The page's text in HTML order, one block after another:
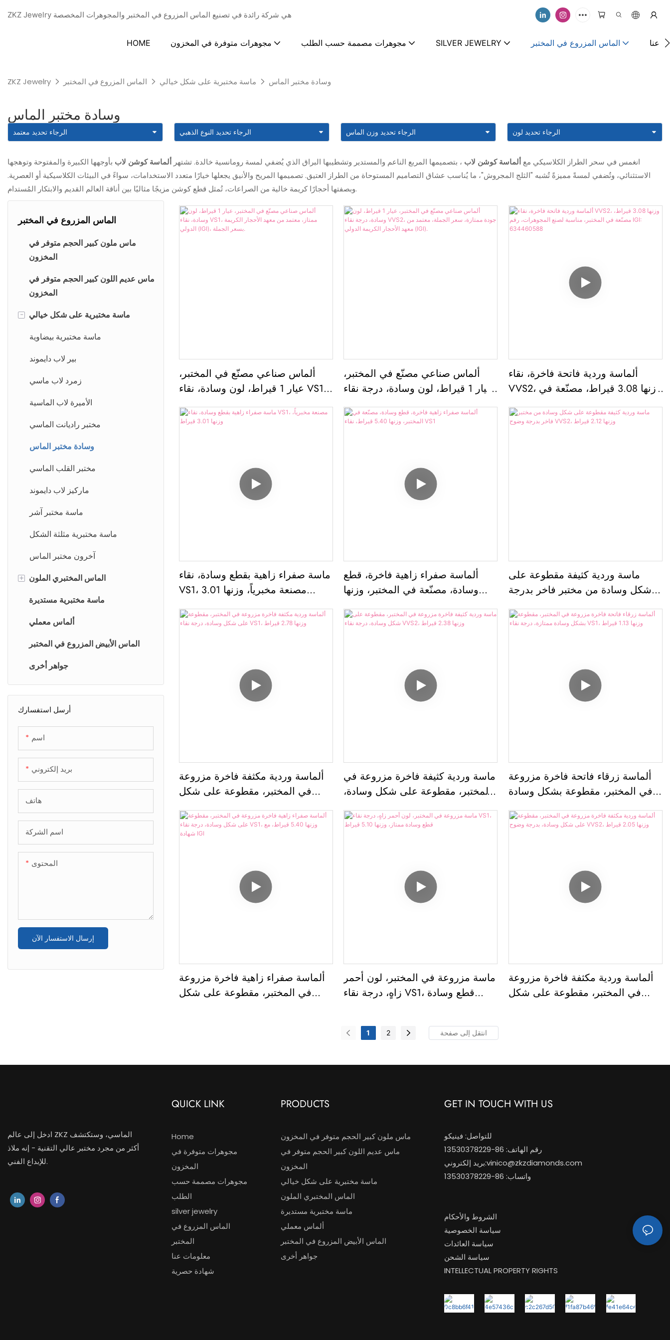
ZKZ Jewelry هي شركة رائدة في تصنيع الماس المزروع في المختبر والمجوهرات المخصصة
HOME مجوهرات متوفرة في المخزون مجوهرات مصممة حسب الطلب SILVER JEWELRY الماس المزروع في المختبر عنا
ZKZ Jewelry الماس المزروع في المختبر ماسة مختبرية على شكل خيالي وسادة مختبر الماس
وسادة مختبر الماس
انغمس في سحر الطراز الكلاسيكي مع ألماسة كوشن لاب ، بتصميمها المربع الناعم والمستدير وتشطيبها البراق الذي يُضفي لمسة رومانسية خالدة. تشتهر ألماسة كوشن لاب بأوجهها الكبيرة والمفتوحة وتوهجها
الاستثنائي، وتُضفي لمسةً مميزةً تُشبه "الثلج المجروش"، ما يُناسب عشاق التصاميم المستوحاة من الطراز العتيق. تصميمها المريح والأنيق يجعلها خيارًا متعدد الاستخدامات، سواءً في البيئات الكلاسيكية أو العصرية.
وبصفتها أحجارًا كريمة خالية من الصراعات، تُمثل قطع كوشن مزيجًا مثاليًا بين أناقة العالم القديم والابتكار المُستدام.
الماس المزروع في المختبر
ماس ملون كبير الحجم متوفر في
المخزون
ماس عديم اللون كبير الحجم متوفر في
المخزون
-
ماسة مختبرية على شكل خيالي
ماسة مختبرية بيضاوية
بير لاب دايموند
زمرد لاب ماسي
الأميرة لاب الماسية
مختبر راديانت الماسي
وسادة مختبر الماس
مختبر القلب الماسي
ماركيز لاب دايموند
ماسة مختبر آشر
ماسة مختبرية مثلثة الشكل
آخرون مختبر الماس
+ الماس المختبري الملون
ساكورا بينك دايموند
الماس الأبيض المختبري
الماسة الوردية
الماسة الزرقاء
الماس المختبري الأصفر
الماس الوردي الصغير
ألماس مقطوع عالي الجودة
ماسة مختبرية مستديرة
ألماس معملي
الماس الأبيض المزروع في المختبر
جواهر أخرى
أرسل استفسارك
اسم
بريد إلكتروني
هاتف
اسم الشركة
المحتوى
إرسال الاستفسار الآن
ألماس صناعي مصنّع في المختبر،
عيار 1 قيراط، لون وسادة، نقاء VS1،
ممتاز، معتمد من معهد الأحجار
الكريمة الدولي (IGI)، بسعر الجملة.
ألماس صناعي مصنّع في المختبر،
عيار 1 قيراط، لون وسادة، درجة نقاء
VVS2، جودة ممتازة، سعر الجملة،
معتمد من معهد الأحجار الكريمة
ألماسة وردية فاتحة فاخرة، نقاء
VVS2، وزنها 3.08 قيراط، مصنّعة في
المختبر، مناسبة لصنع المجوهرات،
رقم IGI: 634460588
ماسة صفراء زاهية بقطع وسادة، نقاء
VS1، مصنعة مخبرياً، وزنها 3.01
قيراط
ألماسة صفراء زاهية فاخرة، قطع
وسادة، مصنّعة في المختبر، وزنها
5.40 قيراط، نقاء VS1
ماسة وردية كثيفة مقطوعة على
شكل وسادة من مختبر فاخر بدرجة
وضوح VVS2، وزنها 2.12 قيراط
ألماسة وردية مكثفة فاخرة مزروعة
في المختبر، مقطوعة على شكل
وسادة، درجة نقاء VS1، وزنها 2.78
قيراط
ماسة وردية كثيفة فاخرة مزروعة في
المختبر، مقطوعة على شكل وسادة،
درجة نقاء VVS2، وزنها 2.38 قيراط
ألماسة زرقاء فاتحة فاخرة مزروعة
في المختبر، مقطوعة بشكل وسادة
ممتازة، درجة نقاء VS1، وزنها 1.13
قيراط
ألماسة صفراء زاهية فاخرة مزروعة
في المختبر، مقطوعة على شكل
ماسة مزروعة في المختبر، لون أحمر
زاهٍ، درجة نقاء VS1، قطع وسادة
ألماسة وردية مكثفة فاخرة مزروعة
في المختبر، مقطوعة على شكل
1 2
ادخل إلى عالم ZKZ الماسي، وستكتشف
أكثر من مجرد مختبر عالي التقنية - إنه ملاذ
للإبداع الفني.
QUICK LINK
Home
مجوهرات متوفرة في
المخزون
مجوهرات مصممة حسب
الطلب
silver jewelry
الماس المزروع في
المختبر
معلومات عنا
شهادة حصرية
PRODUCTS
ماس ملون كبير الحجم متوفر في المخزون
ماس عديم اللون كبير الحجم متوفر في
المخزون
ماسة مختبرية على شكل خيالي
الماس المختبري الملون
ماسة مختبرية مستديرة
ألماس معملي
الماس الأبيض المزروع في المختبر
جواهر أخرى
GET IN TOUCH WITH US
للتواصل: فينيكو
رقم الهاتف: 86-13530378229
بريد إلكتروني:vinico@zkzdiamonds.com
واتساب: 86-13530378229
الشروط والأحكام
سياسة الخصوصية
سياسة العائدات
سياسة الشحن
INTELLECTUAL PROPERTY RIGHTS